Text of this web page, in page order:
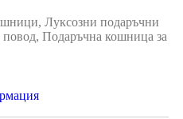
, Луксозни подаръчни
повод, Подаръчна кошница за